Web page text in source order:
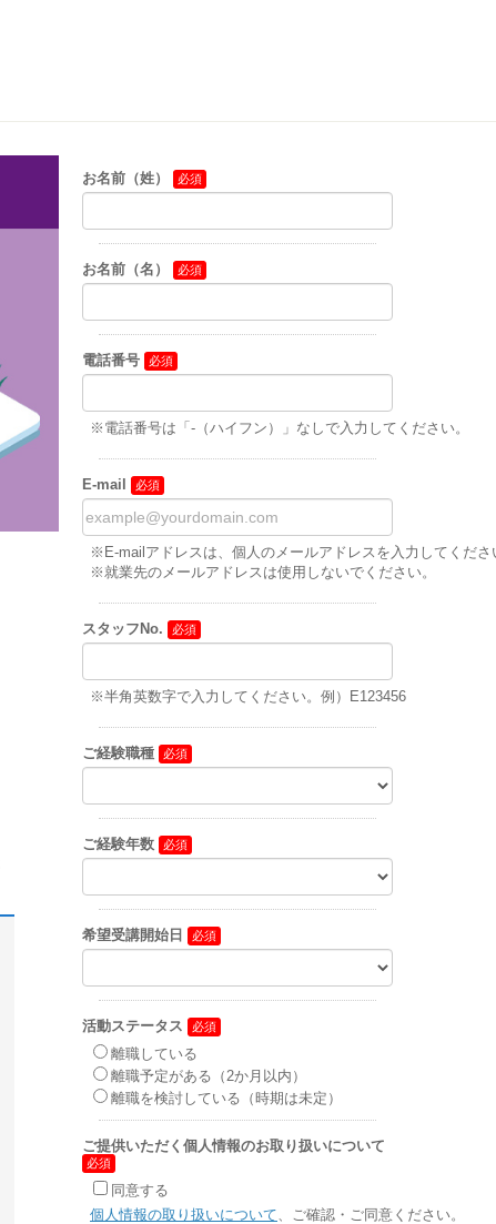
お名前（姓）
お名前（名）
電話番号
※電話番号は「-（ハイフン）」なしで入力してください。
E-mail
※E-mailアドレスは、個人のメールアドレスを入力してくださ
※就業先のメールアドレスは使用しないでください。
スタッフNo.
※半角英数字で入力してください。例）E123456
ご経験職種
ご経験年数
希望受講開始日
活動ステータス
離職している
離職予定がある（2か月以内）
離職を検討している（時期は未定）
ご提供いただく個人情報のお取り扱いについて
同意する
個人情報の取り扱いについて、ご確認・ご同意ください。